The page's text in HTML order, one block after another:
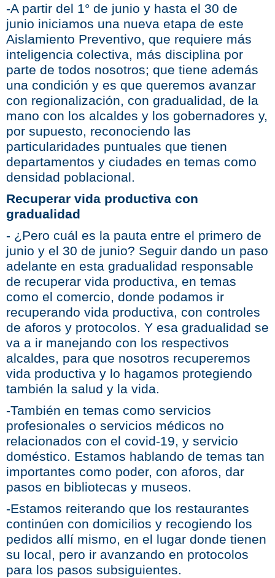
-A partir del 1° de junio y hasta el 30 de
junio iniciamos una nueva etapa de este
Aislamiento Preventivo, que requiere más
inteligencia colectiva, más disciplina por
parte de todos nosotros; que tiene además
una condición y es que queremos avanzar
con regionalización, con gradualidad, de la
mano con los alcaldes y los gobernadores y,
por supuesto, reconociendo las
particularidades puntuales que tienen
departamentos y ciudades en temas como
densidad poblacional.
Recuperar vida productiva con
gradualidad
- ¿Pero cuál es la pauta entre el primero de
junio y el 30 de junio? Seguir dando un paso
adelante en esta gradualidad responsable
de recuperar vida productiva, en temas
como el comercio, donde podamos ir
recuperando vida productiva, con controles
de aforos y protocolos. Y esa gradualidad se
va a ir manejando con los respectivos
alcaldes, para que nosotros recuperemos
vida productiva y lo hagamos protegiendo
también la salud y la vida.
-También en temas como servicios
profesionales o servicios médicos no
relacionados con el covid-19, y servicio
doméstico. Estamos hablando de temas tan
importantes como poder, con aforos, dar
pasos en bibliotecas y museos.
-Estamos reiterando que los restaurantes
continúen con domicilios y recogiendo los
pedidos allí mismo, en el lugar donde tienen
su local, pero ir avanzando en protocolos
para los pasos subsiguientes.